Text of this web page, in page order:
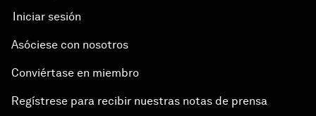
Iniciar sesión
Asóciese con nosotros
Conviértase en miembro
Regístrese para recibir nuestras notas de prensa